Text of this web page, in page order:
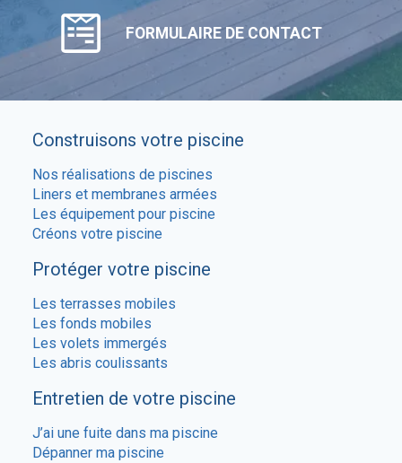
FORMULAIRE DE CONTACT
Construisons votre piscine
Nos réalisations de piscines
Liners et membranes armées
Les équipement pour piscine
Créons votre piscine
Protéger votre piscine
Les terrasses mobiles
Les fonds mobiles
Les volets immergés
Les abris coulissants
Entretien de votre piscine
J’ai une fuite dans ma piscine
Dépanner ma piscine